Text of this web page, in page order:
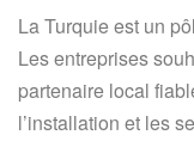
La Turquie est un
Les entreprises
partenaire local
l’installation et les